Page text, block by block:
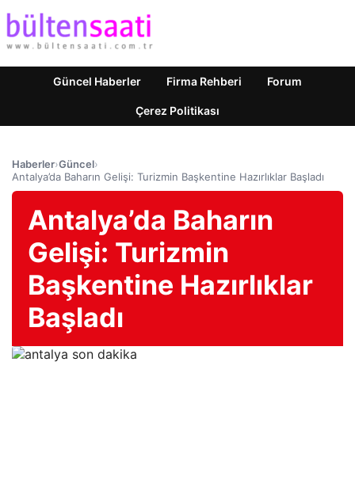
Güncel Haberler Firma Rehberi Forum
Çerez Politikası
Haberler›Güncel›
Antalya’da Baharın Gelişi: Turizmin Başkentine Hazırlıklar Başladı
Antalya’da Baharın
Gelişi: Turizmin
Başkentine Hazırlıklar
Başladı